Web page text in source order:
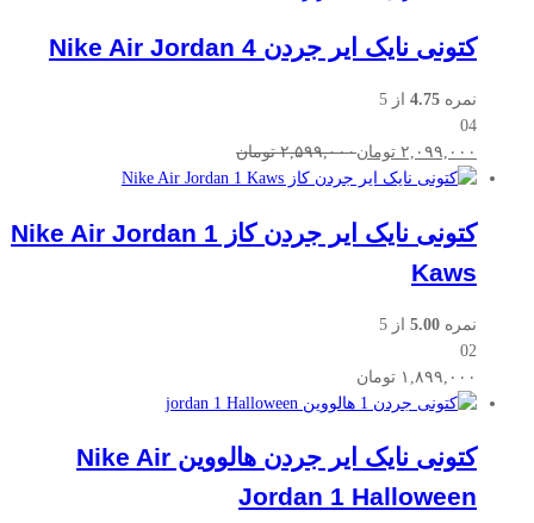
کتونی نایک ایر جردن Nike Air Jordan 4
نمره 4.75 از 5
04
۲,۰۹۹,۰۰۰ تومان۲,۵۹۹,۰۰۰ تومان
کتونی نایک ایر جردن کاز Nike Air Jordan 1
Kaws
نمره 5.00 از 5
02
۱,۸۹۹,۰۰۰ تومان
کتونی نایک ایر جردن هالووین Nike Air
Jordan 1 Halloween